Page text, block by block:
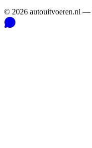
© 2026 autouitvoeren.nl —